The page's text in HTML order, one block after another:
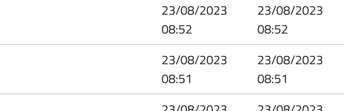
23/08/2023
08:52
23/08/2023
08:52
23/08/2023
08:51
23/08/2023
08:51